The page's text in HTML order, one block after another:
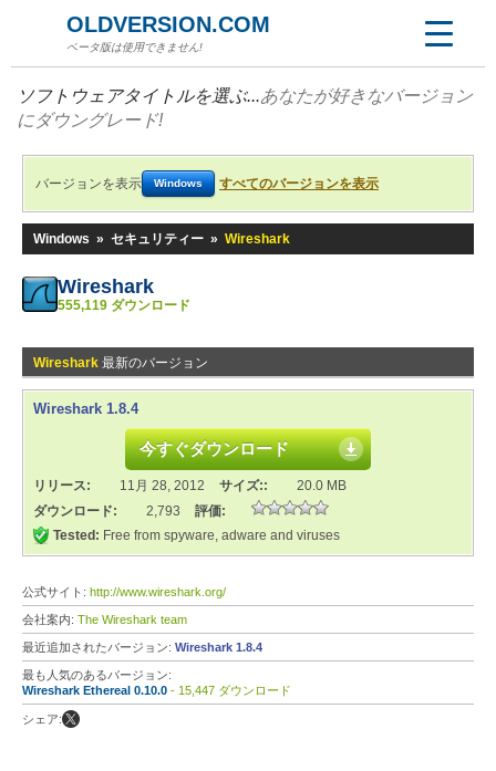
OLDVERSION.COM
ベータ版は使用できません!
ソフトウェアタイトルを選ぶ...あなたが好きなバージョン
にダウングレード!
バージョンを表示 Windows すべてのバージョンを表示
Windows » セキュリティー » Wireshark
Wireshark
555,119 ダウンロード
Wireshark 最新のバージョン
Wireshark 1.8.4
今すぐダウンロード
リリース: 11月 28, 2012 サイズ::
20.0 MB
ダウンロード:
2,793
評価:
Tested: Free from spyware, adware and viruses
公式サイト: http://www.wireshark.org/
会社案内: The Wireshark team
最近追加されたバージョン: Wireshark 1.8.4
最も人気のあるバージョン:
Wireshark Ethereal 0.10.0 - 15,447 ダウンロード
シェア: